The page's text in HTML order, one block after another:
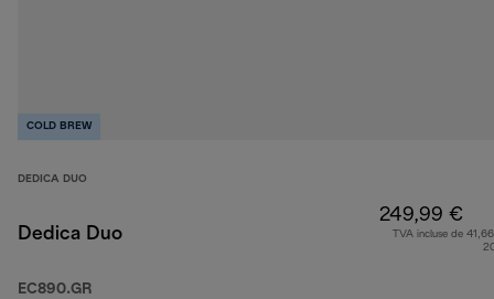
COLD BREW
DEDICA DUO
Dedica Duo
EC890.GR
249,99 €
TVA incluse de